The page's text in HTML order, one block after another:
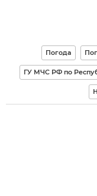
Погода
ГУ МЧС РФ по